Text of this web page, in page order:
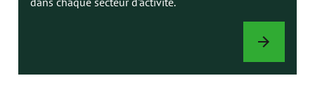
ACCESSOIRES